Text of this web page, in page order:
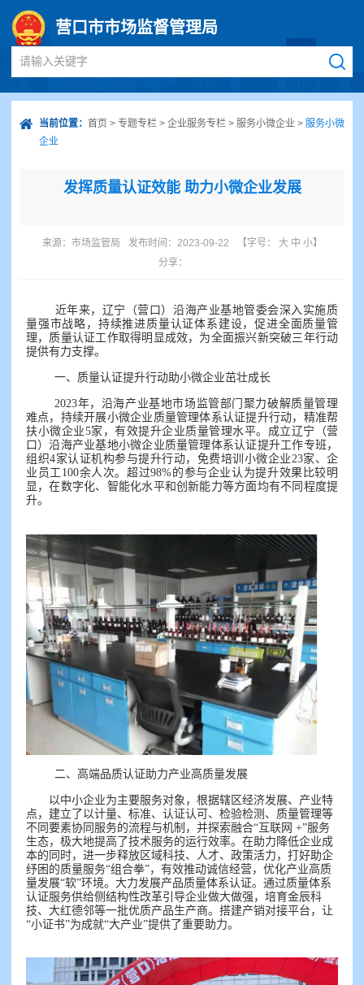
营口市市场监督管理局
请输入关键字
当前位置： 首页 > 专题专栏 > 企业服务专栏 > 服务小微企业 > 服务小微
企业
发挥质量认证效能 助力小微企业发展
来源： 市场监管局 发布时间：2023-09-22 【字号： 大 中 小】
分享：
近年来，辽宁（营口）沿海产业基地管委会深入实施质
量强市战略，持续推进质量认证体系建设，促进全面质量管
理，质量认证工作取得明显成效，为全面振兴新突破三年行动
提供有力支撑。
一、质量认证提升行动助小微企业茁壮成长
2023年，沿海产业基地市场监管部门聚力破解质量管理
难点，持续开展小微企业质量管理体系认证提升行动，精准帮
扶小微企业5家，有效提升企业质量管理水平。成立辽宁（营
口）沿海产业基地小微企业质量管理体系认证提升工作专班，
组织4家认证机构参与提升行动，免费培训小微企业23家、企
业员工100余人次。超过98%的参与企业认为提升效果比较明
显，在数字化、智能化水平和创新能力等方面均有不同程度提
升。
二、高端品质认证助力产业高质量发展
以中小企业为主要服务对象，根据辖区经济发展、产业特
点，建立了以计量、标准、认证认可、检验检测、质量管理等
不同要素协同服务的流程与机制，并探索融合“互联网 +”服务
生态，极大地提高了技术服务的运行效率。在助力降低企业成
本的同时，进一步释放区域科技、人才、政策活力，打好助企
纾困的质量服务“组合拳”，有效推动诚信经营，优化产业高质
量发展“软”环境。大力发展产品质量体系认证。通过质量体系
认证服务供给侧结构性改革引导企业做大做强，培育金辰科
技、大红德邻等一批优质产品生产商。搭建产销对接平台，让
“小证书”为成就“大产业”提供了重要助力。